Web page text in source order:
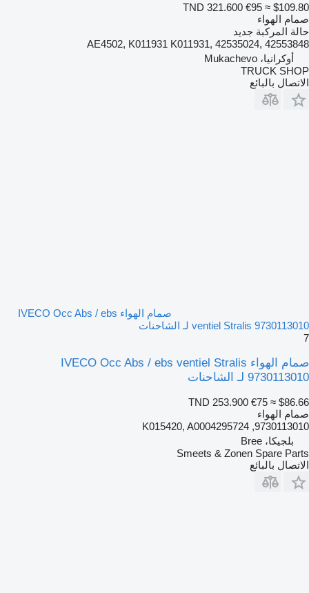
TND 321.600 €95 ≈ $109.80
صمام الهواء
حالة المركبة جديد
AE4502, K011931 K011931, 42535024, 42553848
أوكرانيا، Mukachevo
TRUCK SHOP
الاتصال بالبائع
صمام الهواء IVECO Occ Abs / ebs
ventiel Stralis 9730113010 لـ الشاحنات
7
صمام الهواء IVECO Occ Abs / ebs ventiel Stralis
9730113010 لـ الشاحنات
TND 253.900 €75 ≈ $86.66
صمام الهواء
9730113010, K015420, A0004295724
بلجيكا، Bree
Smeets & Zonen Spare Parts
الاتصال بالبائع